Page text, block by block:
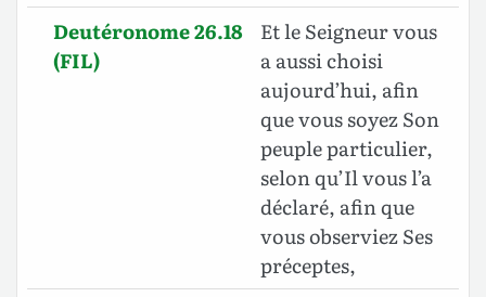
Deutéronome 26.18
(FIL)
Et le Seigneur vous
a aussi choisi
aujourd’hui, afin
que vous soyez Son
peuple particulier,
selon qu’Il vous l’a
déclaré, afin que
vous observiez Ses
préceptes,